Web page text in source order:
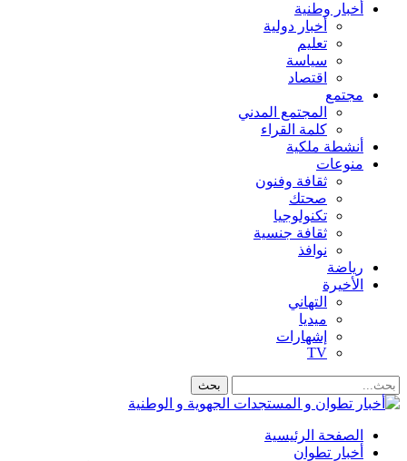
أخبار وطنية
أخبار دولية
تعليم
سياسة
اقتصاد
مجتمع
المجتمع المدني
كلمة القراء
أنشطة ملكية
منوعات
ثقافة وفنون
صحتك
تكنولوجيا
ثقافة جنسية
نوافذ
رياضة
الأخيرة
التهاني
ميديا
إشهارات
TV
الصفحة الرئيسية
أخبار تطوان